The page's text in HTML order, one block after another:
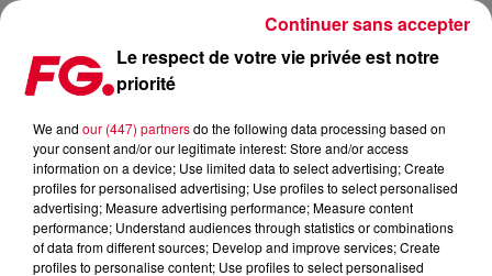
DAVID GUETTA & AFROJACK : LE CLIP DE DIRTY SEXY MONEY
Publié : 18 décembre 2017 à 9h39 par La rédaction
Le respect de votre vie privée est notre
priorité
We and our (447) partnersdo the following data processing based on
your consent and/or our legitimate interest: Store and/or access
information on a device; Use limited data to select advertising; Create
profiles for personalised advertising; Use profiles to select personalised
advertising; Measure advertising performance; Measure content
performance; Understand audiences through statistics or combinations
of data from different sources; Develop and improve services; Create
profiles to personalise content; Use profiles to select personalised
Continuer sans accepter